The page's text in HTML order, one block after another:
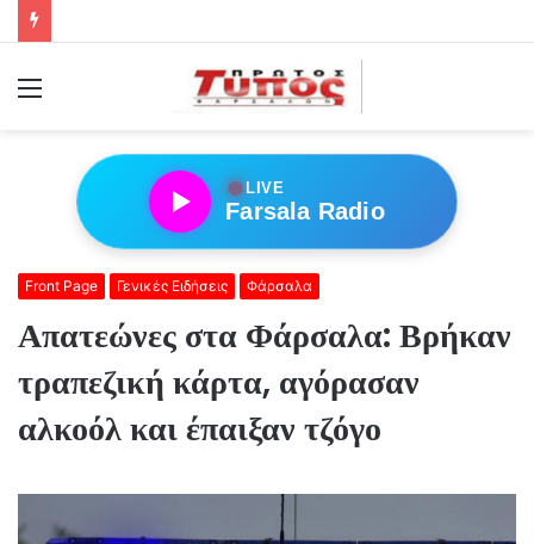
●LIVE
Farsala Radio
Front Page Γενικές Ειδήσεις Φάρσαλα
Απατεώνες στα Φάρσαλα: Βρήκαν
τραπεζική κάρτα, αγόρασαν
αλκοόλ και έπαιξαν τζόγο